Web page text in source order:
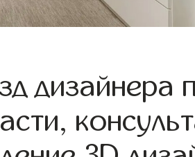
дизайнера